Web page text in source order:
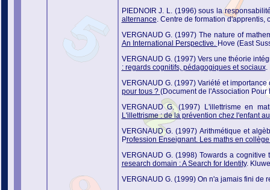
PIEDNOIR J. L. (1996) sous la
alternance. Centre de formation d'apprentis,
VERGNAUD G. (1997) The nature of
An International Perspective. Hove (East
VERGNAUD G. (1997) Vers une théorie
: regards cognitifs, pédagogiques et sociaux.
VERGNAUD G. (1997) Variété et
pour tous ? (Document de l'Association Pour
VERGNAUD G. (1997) L'illettrisme en
L'illettrisme : de la prévention chez l'enfant
VERGNAUD G. (1997) Arithmétique et
Profession Enseignant. Les maths en
VERGNAUD G. (1998) Towards a
research domain : A Search for Identity.
VERGNAUD G. (1999) On n'a jamais fini de